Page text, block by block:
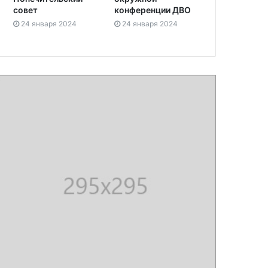
совет
24 января 2024
конференции ДВО
24 января 2024